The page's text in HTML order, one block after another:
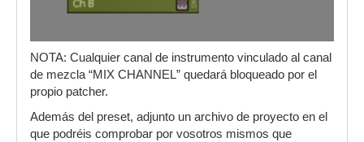
NOTA: Cualquier canal de instrumento vinculado al canal
de mezcla “MIX CHANNEL” quedará bloqueado por el
propio patcher.
Además del preset, adjunto un archivo de proyecto en el
que podréis comprobar por vosotros mismos que